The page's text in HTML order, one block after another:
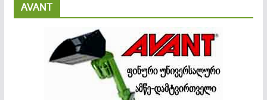
AVANT